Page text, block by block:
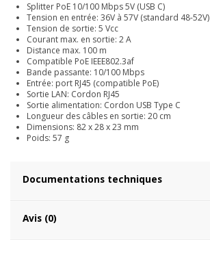
Splitter PoE 10/100 Mbps 5V (USB C)
Tension en entrée: 36V à 57V (standard 48-52V)
Tension de sortie: 5 Vcc
Courant max. en sortie: 2 A
Distance max. 100 m
Compatible PoE IEEE802.3af
Bande passante: 10/100 Mbps
Entrée: port RJ45 (compatible PoE)
Sortie LAN: Cordon RJ45
Sortie alimentation: Cordon USB Type C
Longueur des câbles en sortie: 20 cm
Dimensions: 82 x 28 x 23 mm
Poids: 57 g
Documentations techniques
Avis (0)